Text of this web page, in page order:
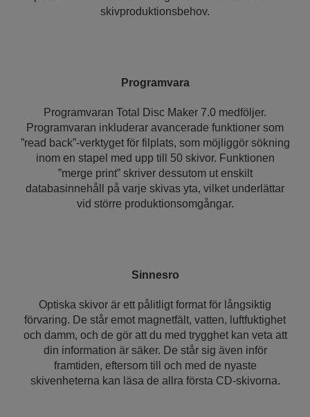
skivproduktionsbehov.
Programvara
Programvaran Total Disc Maker 7.0 medföljer.
Programvaran inkluderar avancerade funktioner som
”read back”-verktyget för filplats, som möjliggör sökning
inom en stapel med upp till 50 skivor. Funktionen
”merge print” skriver dessutom ut enskilt
databasinnehåll på varje skivas yta, vilket underlättar
vid större produktionsomgångar.
Sinnesro
Optiska skivor är ett pålitligt format för långsiktig
förvaring. De står emot magnetfält, vatten, luftfuktighet
och damm, och de gör att du med trygghet kan veta att
din information är säker. De står sig även inför
framtiden, eftersom till och med de nyaste
skivenheterna kan läsa de allra första CD-skivorna.